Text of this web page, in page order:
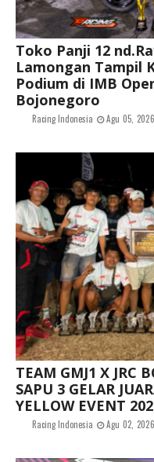
Toko Panji 12
Lamongan Tampil
Podium di IMB
Bojonegoro
Racing Indonesia Agu 05, 2026
TEAM GMJ1 X JRC
SAPU 3 GELAR
YELLOW EVENT
Racing Indonesia Agu 02, 2026